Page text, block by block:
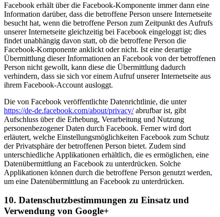
Facebook erhält über die Facebook-Komponente immer dann eine
Information darüber, dass die betroffene Person unsere Internetseite
besucht hat, wenn die betroffene Person zum Zeitpunkt des Aufrufs
unserer Internetseite gleichzeitig bei Facebook eingeloggt ist; dies
findet unabhängig davon statt, ob die betroffene Person die
Facebook-Komponente anklickt oder nicht. Ist eine derartige
Übermittlung dieser Informationen an Facebook von der betroffenen
Person nicht gewollt, kann diese die Übermittlung dadurch
verhindern, dass sie sich vor einem Aufruf unserer Internetseite aus
ihrem Facebook-Account ausloggt.
Die von Facebook veröffentlichte Datenrichtlinie, die unter
https://de-de.facebook.com/about/privacy/abrufbar ist, gibt
Aufschluss über die Erhebung, Verarbeitung und Nutzung
personenbezogener Daten durch Facebook. Ferner wird dort
erläutert, welche Einstellungsmöglichkeiten Facebook zum Schutz
der Privatsphäre der betroffenen Person bietet. Zudem sind
unterschiedliche Applikationen erhältlich, die es ermöglichen, eine
Datenübermittlung an Facebook zu unterdrücken. Solche
Applikationen können durch die betroffene Person genutzt werden,
um eine Datenübermittlung an Facebook zu unterdrücken.
10. Datenschutzbestimmungen zu Einsatz und
Verwendung von Google+